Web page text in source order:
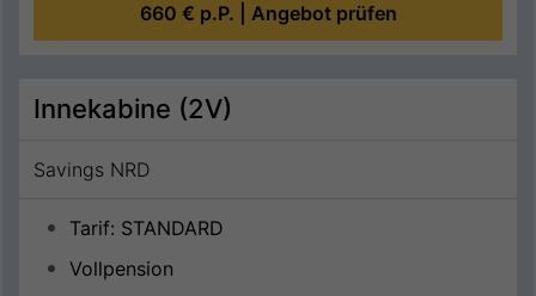
660 € p.P. | Angebot prüfen
Innekabine (2V)
Savings NRD
Tarif: STANDARD
Vollpension